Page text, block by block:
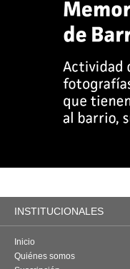
INSTITUCIONALES
Inicio
Quiénes somos